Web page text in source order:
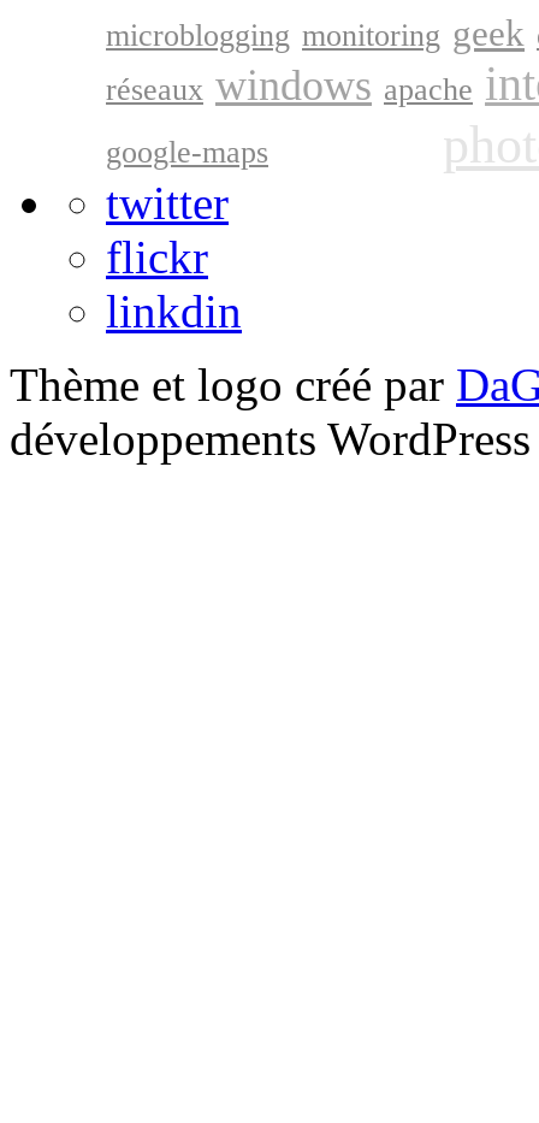
microblogging monitoring geek
réseaux windows apache
google-maps
twitter
flickr
linkdin
Thème et logo créé par
développements